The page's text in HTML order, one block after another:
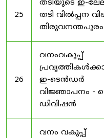
25
തടിയുടെ ഇ-
തടി വിൽപ്പന
തിരുവനന്തപുരം
26
വനംവകുപ്പ്
ഇ-ടെൻഡർ
വിജ്ഞാപനം -
ഡിവിഷൻ
വനം വകുപ്പ്